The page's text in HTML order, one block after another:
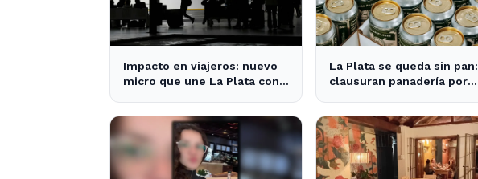
Impacto en viajeros: nuevo
micro que une La Plata con
específico
La Plata se queda sin pan:
clausuran panadería por